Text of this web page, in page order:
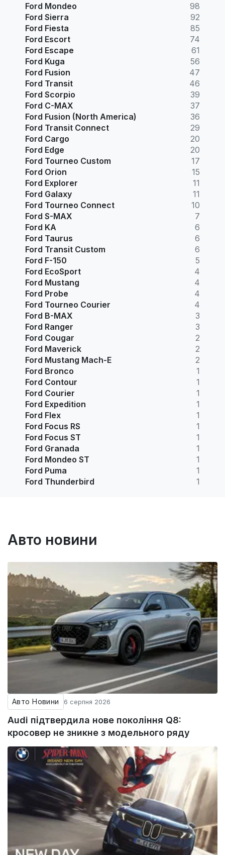
Ford Mondeo
98
Ford Sierra
92
Ford Fiesta
85
Ford Escort
74
Ford Escape
61
Ford Kuga
56
Ford Fusion
47
Ford Transit
46
Ford Scorpio
39
Ford C-MAX
37
Ford Fusion (North America)
36
Ford Transit Connect
29
Ford Cargo
20
Ford Edge
20
Ford Tourneo Custom
17
Ford Orion
15
Ford Explorer
11
Ford Galaxy
11
Ford Tourneo Connect
10
Ford S-MAX
7
Ford KA
6
Ford Taurus
6
Ford Transit Custom
6
Ford F-150
5
Ford EcoSport
4
Ford Mustang
4
Ford Probe
4
Ford Tourneo Courier
4
Ford B-MAX
3
Ford Ranger
3
Ford Cougar
2
Ford Maverick
2
Ford Mustang Mach-E
2
Ford Bronco
1
Ford Contour
1
Ford Courier
1
Ford Expedition
1
Ford Flex
1
Ford Focus RS
1
Ford Focus ST
1
Ford Granada
1
Ford Mondeo ST
1
Ford Puma
1
Ford Thunderbird
1
Авто новини
Авто Новини 6 серпня 2026
Audi підтвердила нове покоління Q8:
кросовер не зникне з модельного ряду